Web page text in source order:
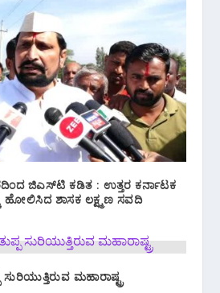
ಜಿಎಸ್‌ಟಿ ಕಡಿತ : ಉತ್ತರ ಕರ್ನಾಟಕ
ಹೋಲಿಸಿದ ಶಾಸಕ ಲಕ್ಷ್ಮಣ ಸವದಿ
ಮಹಾರಾಷ್ಟ್ರ